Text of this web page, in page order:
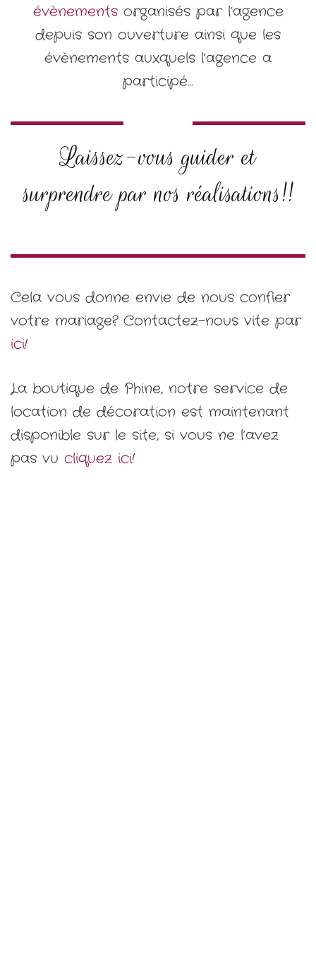
évènements organisés par l’agence
depuis son ouverture ainsi que les
évènements auxquels l’agence a
participé…
Laissez-vous guider et
surprendre par nos réalisations!!
Cela vous donne envie de nous confier
votre mariage? Contactez-nous vite par
ici!
La boutique de Phine, notre service de
location de décoration est maintenant
disponible sur le site, si vous ne l’avez
pas vu cliquez ici!